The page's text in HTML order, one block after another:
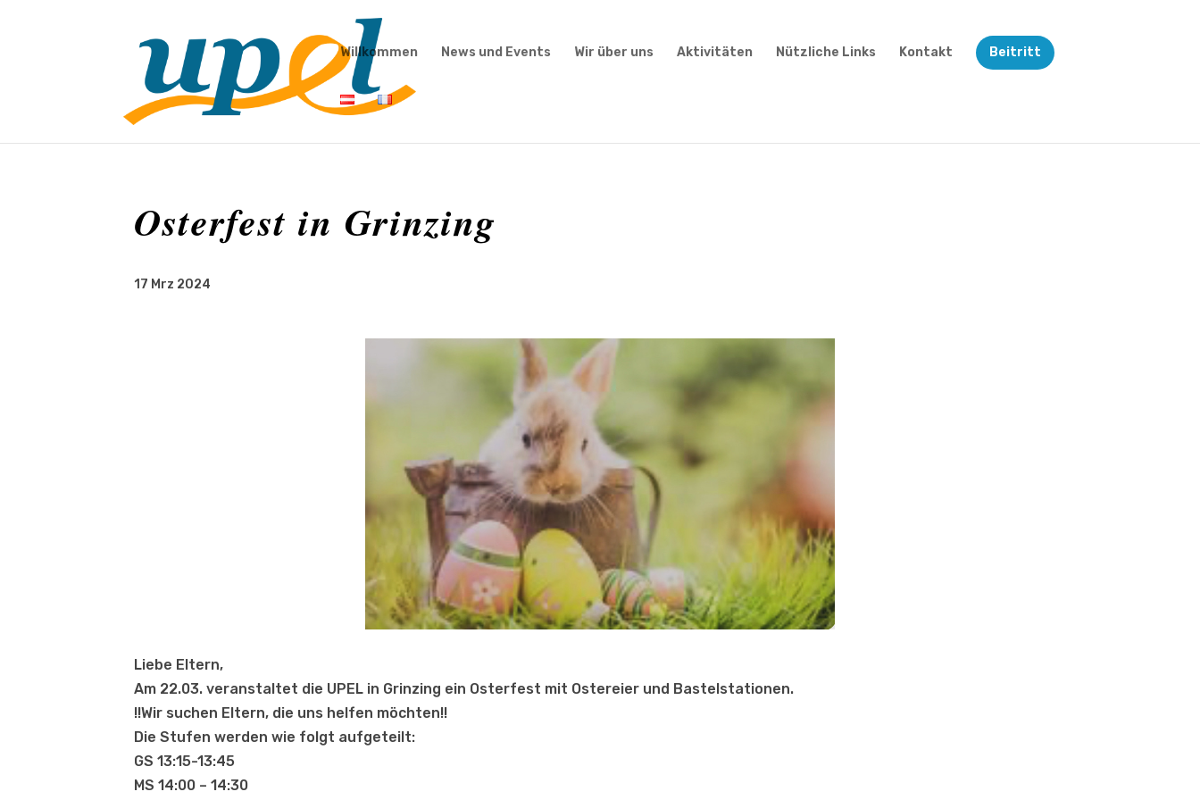
Willkommen News und Events Wir über uns Aktivitäten Nützliche Links Kontakt Beitritt
Osterfest in Grinzing
17 Mrz 2024
Liebe Eltern,
Am 22.03. veranstaltet die UPEL in Grinzing ein Osterfest mit Ostereier und Bastelstationen.
!!Wir suchen Eltern, die uns helfen möchten!!
Die Stufen werden wie folgt aufgeteilt:
GS 13:15-13:45
MS 14:00 – 14:30